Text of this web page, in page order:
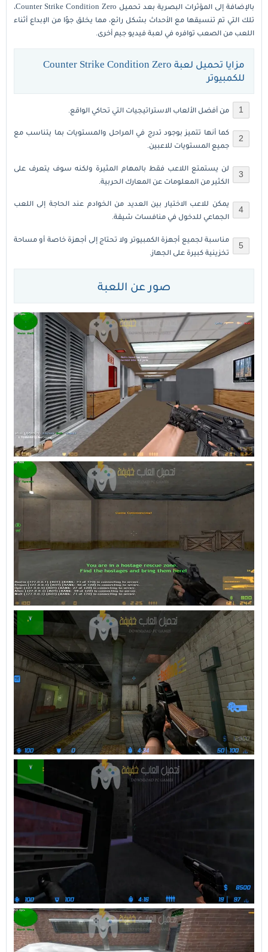
بالإضافة إلى المؤثرات البصرية بعد تحميل Counter Strike Condition Zero،
تلك التي تم تنسيقها مع الأحداث بشكل رائع، مما يخلق جوًا من الإبداع أثناء
اللعب من الصعب توافره في لعبة فيديو جيم أخرى.
مزايا تحميل لعبة Counter Strike Condition Zero
للكمبيوتر
من أفضل الألعاب الاستراتيجيات التي تحاكي الواقع.
كما أنها تتميز بوجود تدرج في المراحل والمستويات بما يتناسب مع
جميع المستويات للاعبين.
لن يستمتع اللاعب فقط بالمهام المثيرة ولكنه سوف يتعرف على
الكثير من المعلومات عن المعارك الحربية.
يمكن للاعب الاختيار بين العديد من الخوادم عند الحاجة إلى اللعب
الجماعي للدخول في منافسات شيقة.
مناسبة لجميع أجهزة الكمبيوتر ولا تحتاج إلى أجهزة خاصة أو مساحة
تخزينية كبيرة على الجهاز.
صور عن اللعبة